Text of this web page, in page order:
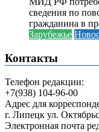
сведения по
гражданина в
Зарубежье
Контакты
Телефон редакции:
+7(938) 104-96-00
Адрес для
г. Липецк ул.
Электронная почта